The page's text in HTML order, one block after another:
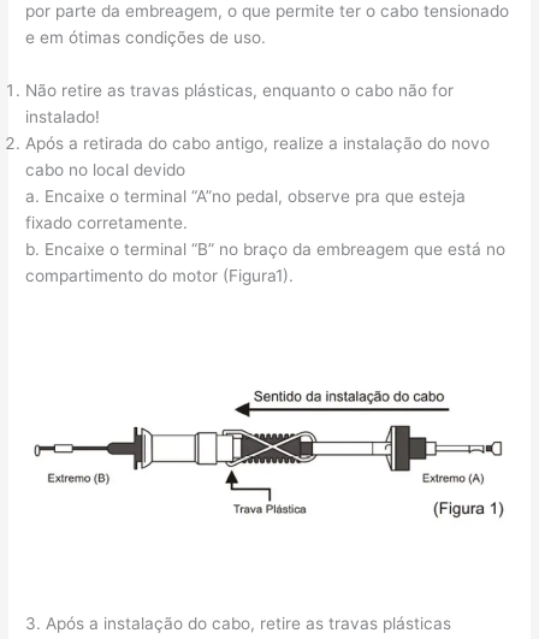
por parte da embreagem, o que permite ter o cabo tensionado
e em ótimas condições de uso.
Não retire as travas plásticas, enquanto o cabo não for
instalado!
Após a retirada do cabo antigo, realize a instalação do novo
cabo no local devido
a. Encaixe o terminal “A”no pedal, observe pra que esteja
fixado corretamente.
b. Encaixe o terminal “B” no braço da embreagem que está no
compartimento do motor (Figura1).
3. Após a instalação do cabo, retire as travas plásticas